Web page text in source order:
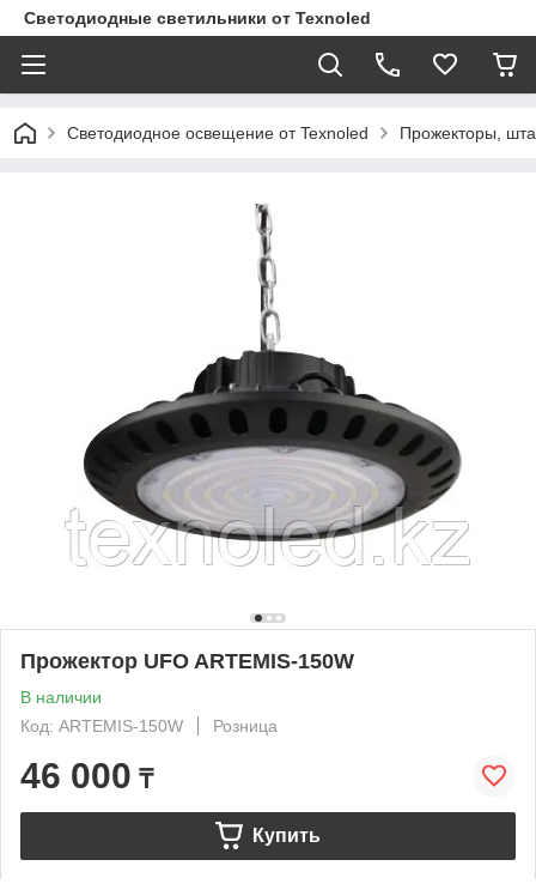
Светодиодные светильники от Texnoled
Светодиодное освещение от Texnoled Прожекторы,
Прожектор UFO ARTEMIS-150W
В наличии
Код: ARTEMIS-150W
Розница
46 000 ₸
Купить